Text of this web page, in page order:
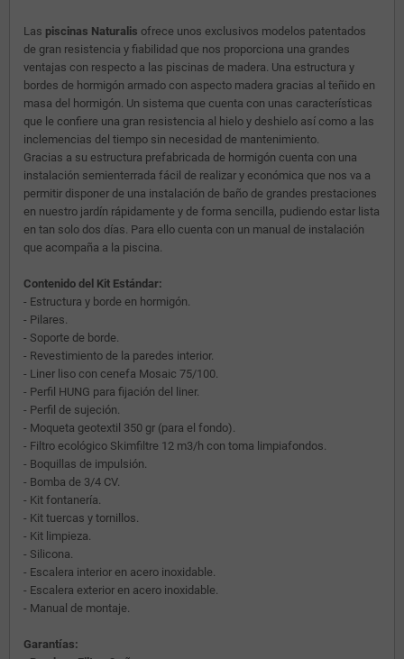
Las piscinas Naturalis ofrece unos exclusivos modelos patentados
de gran resistencia y fiabilidad que nos proporciona una grandes
ventajas con respecto a las piscinas de madera. Una estructura y
bordes de hormigón armado con aspecto madera gracias al teñido en
masa del hormigón. Un sistema que cuenta con unas características
que le confiere una gran resistencia al hielo y deshielo así como a las
inclemencias del tiempo sin necesidad de mantenimiento.
Gracias a su estructura prefabricada de hormigón cuenta con una
instalación semienterrada fácil de realizar y económica que nos va a
permitir disponer de una instalación de baño de grandes prestaciones
en nuestro jardín rápidamente y de forma sencilla, pudiendo estar lista
en tan solo dos días. Para ello cuenta con un manual de instalación
que acompaña a la piscina.
Contenido del Kit Estándar:
- Estructura y borde en hormigón.
- Pilares.
- Soporte de borde.
- Revestimiento de la paredes interior.
- Liner liso con cenefa Mosaic 75/100.
- Perfil HUNG para fijación del liner.
- Perfil de sujeción.
- Moqueta geotextil 350 gr (para el fondo).
- Filtro ecológico Skimfiltre 12 m3/h con toma limpiafondos.
- Boquillas de impulsión.
- Bomba de 3/4 CV.
- Kit fontanería.
- Kit tuercas y tornillos.
- Kit limpieza.
- Silicona.
- Escalera interior en acero inoxidable.
- Escalera exterior en acero inoxidable.
- Manual de montaje.
Garantías: